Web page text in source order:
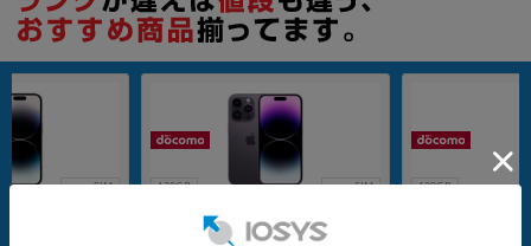
nanoSIM 128GB nanoSIM
iPhone14 Pro A2889 (MQ0F3J/A) 12
8GB ディープパープル 【docomo版
128GB